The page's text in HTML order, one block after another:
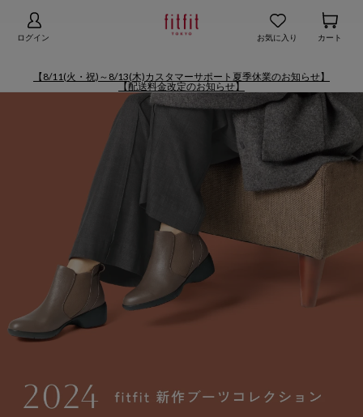
ログイン お気に入り カート
【8/11(火・祝)～8/13(木)カスタマーサポート夏季休業のお知らせ】
【配送料金改定のお知らせ】